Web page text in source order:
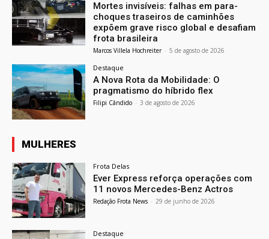
Mortes invisíveis: falhas em para-
choques traseiros de caminhões
expõem grave risco global e desafiam
frota brasileira
Marcos Villela Hochreiter - 5 de agosto de 2026
Destaque
A Nova Rota da Mobilidade: O
pragmatismo do híbrido flex
Filipi Cândido - 3 de agosto de 2026
MULHERES
Frota Delas
Ever Express reforça operações com
11 novos Mercedes-Benz Actros
Redação Frota News - 29 de junho de 2026
Destaque